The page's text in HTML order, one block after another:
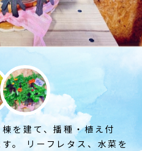
を建て、播種・植え付
。 リーフレタス、水菜を